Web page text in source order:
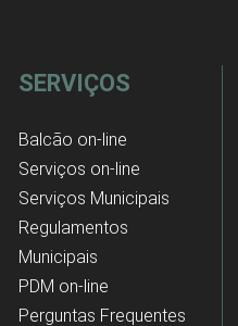
SERVIÇOS
Balcão on-line
Serviços on-line
Serviços Municipais
Regulamentos
Municipais
PDM on-line
Perguntas Frequentes